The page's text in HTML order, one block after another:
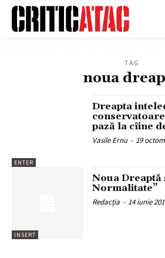
TAG
noua
ENTER
Dreapta
pază la cîine
Vasile Ernu - 19
INSERT
Noua Dreaptă
Normalitate”
Redacția - 14 iunie